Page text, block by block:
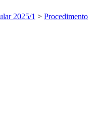
2025/1 > Procedimento